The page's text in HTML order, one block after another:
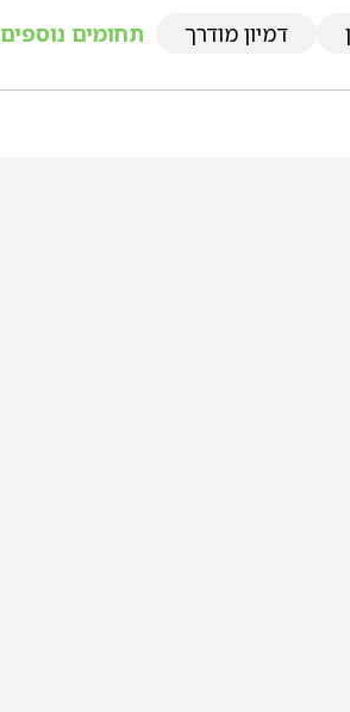
דמיון מודרך תחומים